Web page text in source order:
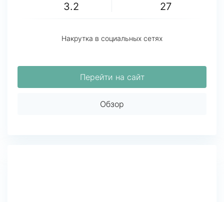
3.2 27
Накрутка в социальных сетях
Перейти на сайт
Обзор